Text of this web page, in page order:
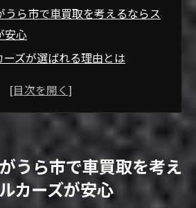
うら市で車買取を考えるならス
安心
ーズが選ばれる理由とは
のサービスで安心感を提供
ズでの査定体験談
分かるスマイルカーズの魅力
者の声で見る信頼性
ッフが行う車買取の迅速査定と
うら市で車買取を考え
カーズが安心